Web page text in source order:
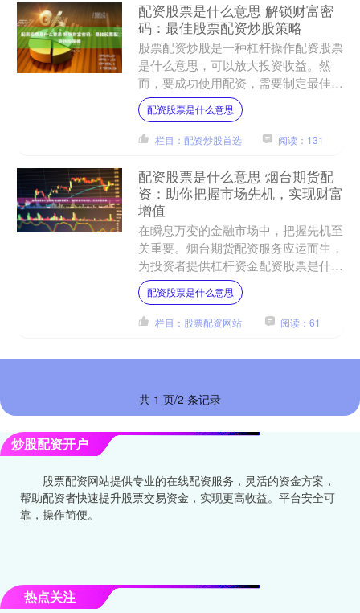
配资股票是什么意思 解锁财富密
码：最佳股票配资炒股策略
股票配资炒股是一种杠杆操作配资股票
是什么意思，可以放大投资收益。然
而，要成功使用配资，需要制定最佳策
略。 此外，深圳股票配资公司还提供
专业的投资咨询和风险控制服....
配资股票是什么意思
栏目：配资炒股首选 阅读：131
配资股票是什么意思 烟台期货配
资：助你把握市场先机，实现财富
增值
在瞬息万变的金融市场中，把握先机至
关重要。烟台期货配资服务应运而生，
为投资者提供杠杆资金配资股票是什么
意思，助力他们抓住市场机遇，实现财
富增值。 * **放大收....
配资股票是什么意思
栏目：股票配资网站 阅读：61
共 1 页/2 条记录
炒股配资开户
股票配资网站提供专业的在线配资服务，灵活的资金方案，
帮助配资者快速提升股票交易资金，实现更高收益。平台安全可
靠，操作简便。
热点关注